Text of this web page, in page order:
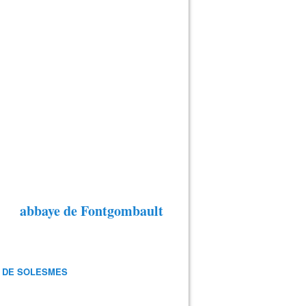
abbaye de Fontgombault
SOLESMES